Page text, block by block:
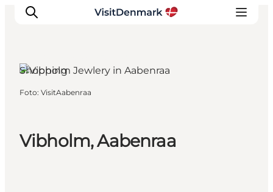
Wat te doen
Vibholm, Aabenraa
Shopping
Foto: VisitAabenraa